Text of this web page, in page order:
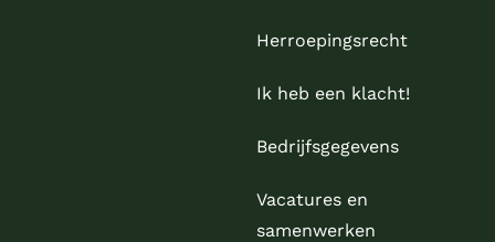
Herroepingsrecht
Ik heb een klacht!
Bedrijfsgegevens
Vacatures en
samenwerken